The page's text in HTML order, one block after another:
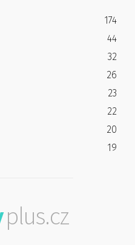
174
44
32
26
23
22
20
19
plus.cz